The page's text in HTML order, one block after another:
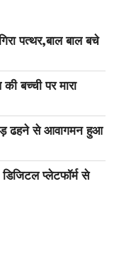
पत्थर,बाल बाल बचे
बच्ची पर मारा
ढहने से आवागमन हुआ
प्लेटफॉर्म से